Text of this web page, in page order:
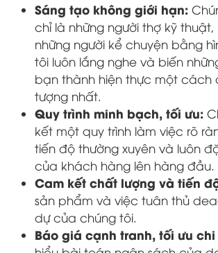
Sáng tạo không giới hạn:
chỉ là những người thợ kỹ
những người kể chuyện bằng
tôi luôn lắng nghe và biến
bạn thành hiện thực một
tượng nhất.
Quy trình minh bạch, tối ưu:
kết một quy trình làm việc rõ
tiến độ thường xuyên và luôn
của khách hàng lên hàng đầu.
Cam kết chất lượng và tiến
sản phẩm và việc tuân thủ
dự của chúng tôi.
Báo giá cạnh tranh, tối ưu